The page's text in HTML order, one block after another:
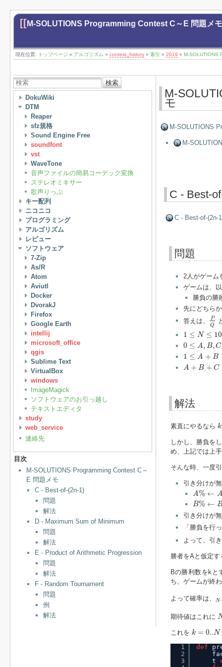
[[M-SOLUTIONS Programming Contest C～E 問題メモ
現在位置: トップページ » アルゴリズム » contest_history » 索引 » 2019 » M-SOLUTIONS
検索
DokuWiki
DTM
Reaper
sfz規格
Sound Engine Free
soundfont
vst
WaveTone
音声ファイルの簡易コーデック変換
ステレオミキサー
歌声りっぷ
キー配列
ニコニコ
プログラミング
アルゴリズム
レビュー
ソフトウェア
7-Zip
As/R
Atom
Aviutl
Docker
DvorakJ
Firefox
Google Earth
intellij
microsoft_office
qgis
Sublime Text
VirtualBox
windows
ImageMagick
ソフトウェアのお引っ越し
テキストエディタ
study
web_service
連絡先
目次
M-SOLUTIONS Programming Contest C～
E 問題メモ
C - Best-of-(2n-1)
問題
解法
D - Maximum Sum of Minimum
問題
解法
E - Product of Arithmetic Progression
問題
解法
F - Random Tournament
問題
例
解法
M-
モ
M-SOLUTIONS
M-
C - Best-
C - Best-of-(2n-
問題
2人がゲーム
ゲームは、
勝負の勝
先にどちら
答えは、
P
Q
PQ
1 ≤ N ≤ 10
≤10 5
0 ≤ A, B,C
0 A B C≤
1 ≤ A + B
1 A +B
A + B + C
A+ B +C =
解法
素直にやるなら k
k
しかし、勝負を
め、上記では上
そんな時、一度
引き分けが
A% ←
A% ← (
B% ←
B% (
引き分けが
「勝負を行
よって、引
勝者をAと仮定
Bの勝利数をkと
ち、ゲームが終
よって確率は、 N
期待値はこれに
これを k = 0..N
k 0..N −1
1
2
3
def
t